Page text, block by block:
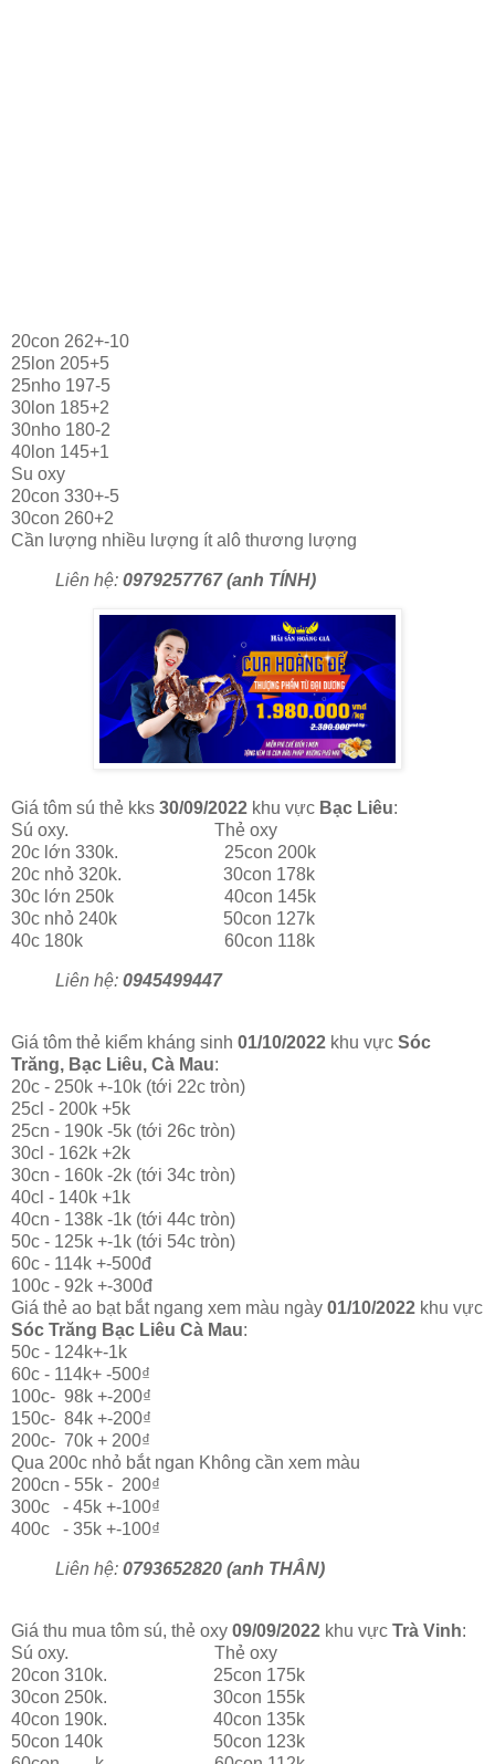
20con 262+-10
25lon 205+5
25nho 197-5
30lon 185+2
30nho 180-2
40lon 145+1
Su oxy
20con 330+-5
30con 260+2
Cần lượng nhiều lượng ít alô thương lượng
Liên hệ: 0979257767 (anh TÍNH)
Giá tôm sú thẻ kks 30/09/2022 khu vực Bạc Liêu:
Sú oxy. Thẻ oxy
20c lớn 330k. 25con 200k
20c nhỏ 320k. 30con 178k
30c lớn 250k 40con 145k
30c nhỏ 240k 50con 127k
40c 180k 60con 118k
Liên hệ: 0945499447
Giá tôm thẻ kiểm kháng sinh 01/10/2022 khu vực Sóc
Trăng, Bạc Liêu, Cà Mau:
20c - 250k +-10k (tới 22c tròn)
25cl - 200k +5k
25cn - 190k -5k (tới 26c tròn)
30cl - 162k +2k
30cn - 160k -2k (tới 34c tròn)
40cl - 140k +1k
40cn - 138k -1k (tới 44c tròn)
50c - 125k +-1k (tới 54c tròn)
60c - 114k +-500đ
100c - 92k +-300đ
Giá thẻ ao bạt bắt ngang xem màu ngày 01/10/2022 khu vực
Sóc Trăng Bạc Liêu Cà Mau:
50c - 124k+-1k
60c - 114k+ -500₫
100c- 98k +-200₫
150c- 84k +-200₫
200c- 70k + 200₫
Qua 200c nhỏ bắt ngan Không cần xem màu
200cn - 55k - 200₫
300c - 45k +-100₫
400c - 35k +-100₫
Liên hệ: 0793652820 (anh THÂN)
Giá thu mua tôm sú, thẻ oxy 09/09/2022 khu vực Trà Vinh:
Sú oxy. Thẻ oxy
20con 310k. 25con 175k
30con 250k. 30con 155k
40con 190k. 40con 135k
50con 140k 50con 123k